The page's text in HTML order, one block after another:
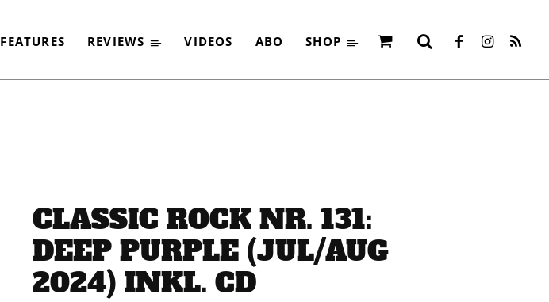
FEATURES REVIEWS VIDEOS ABO SHOP
CLASSIC ROCK NR. 131:
DEEP PURPLE (JUL/AUG
2024) INKL. CD